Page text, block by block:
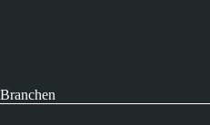
Branchen